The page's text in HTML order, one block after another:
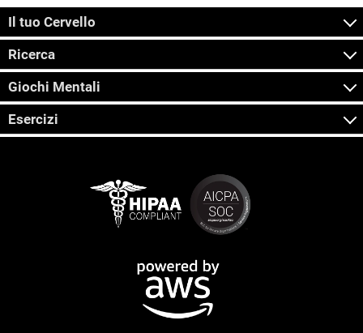
Il tuo Cervello
Ricerca
Giochi Mentali
Esercizi